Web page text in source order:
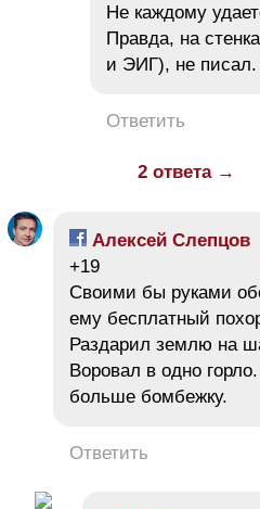
Не каждому
Правда, на
и ЭИГ), не писал.
Ответить
2 ответа →
Алексей Слепцов
+19
Своими бы руками
ему бесплатный
Раздарил землю на
Воровал в одно
больше бомбежку.
Ответить